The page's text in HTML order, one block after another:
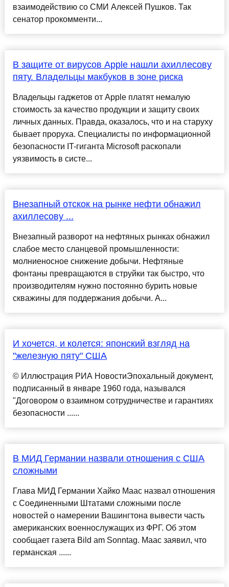
взаимодействию со СМИ Алексей Пушков. Так
сенатор прокомменти...
В защите от вирусов Apple нашли ахиллесову
пяту. Владельцы макбуков в зоне риска
Владельцы гаджетов от Apple платят немалую
стоимость за качество продукции и защиту своих
личных данных. Правда, оказалось, что и на старуху
бывает проруха. Специалисты по информационной
безопасности IT-гиганта Microsoft раскопали
уязвимость в систе...
Внезапный отскок на рынке нефти обнажил
ахиллесову ...
Внезапный разворот на нефтяных рынках обнажил
слабое место сланцевой промышленности:
молниеносное снижение добычи. Нефтяные
фонтаны превращаются в струйки так быстро, что
производителям нужно постоянно бурить новые
скважины для поддержания добычи. А...
И хочется, и колется: японский взгляд на
"железную пяту" США
© Иллюстрация РИА НовостиЭпохальный документ,
подписанный в январе 1960 года, назывался
"Договором о взаимном сотрудничестве и гарантиях
безопасности ......
В МИД Германии назвали отношения с США
сложными
Глава МИД Германии Хайко Маас назвал отношения
с Соединенными Штатами сложными после
новостей о намерении Вашингтона вывести часть
американских военнослужащих из ФРГ. Об этом
сообщает газета Bild am Sonntag. Маас заявил, что
германская ......